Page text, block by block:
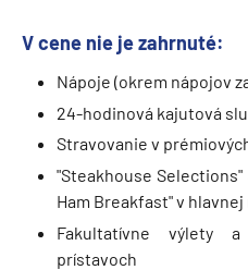
V cene nie je zahrnuté:
Nápoje (okrem nápojov
24-hodinová kajutová
Stravovanie v
"Steakhouse Selections"
Ham Breakfast" v
Fakultatívne výlety
prístavoch